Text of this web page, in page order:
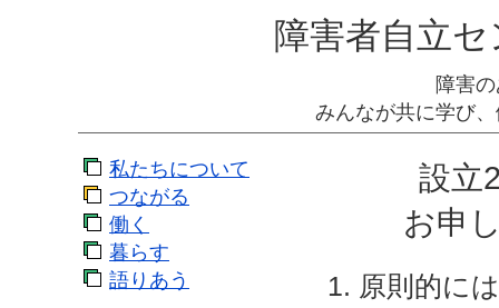
障害者自立
障害
みんなが共に学び
私たちについて
つながる
働く
暮らす
語りあう
設立
お申
原則的に